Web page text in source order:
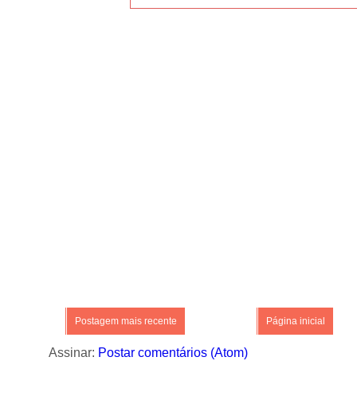
Postagem mais recente Página inicial
Assinar: Postar comentários (Atom)